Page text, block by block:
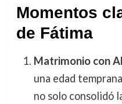
Momentos
de Fátima
Matrimonio con
una edad
no solo consolidó